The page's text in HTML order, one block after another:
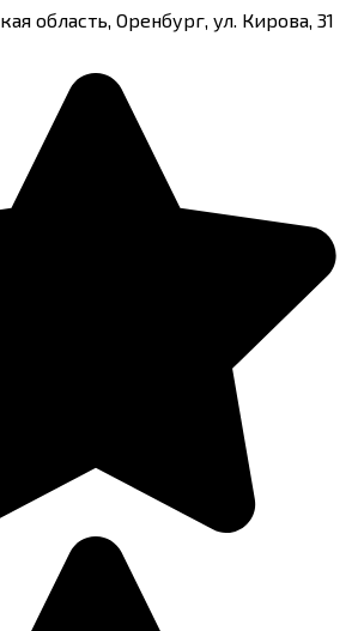
область, Оренбург, ул. Кирова, 31